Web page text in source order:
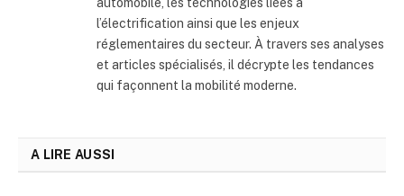
automobile, les technologies liées à
l’électrification ainsi que les enjeux
réglementaires du secteur. À travers ses analyses
et articles spécialisés, il décrypte les tendances
qui façonnent la mobilité moderne.
A LIRE AUSSI